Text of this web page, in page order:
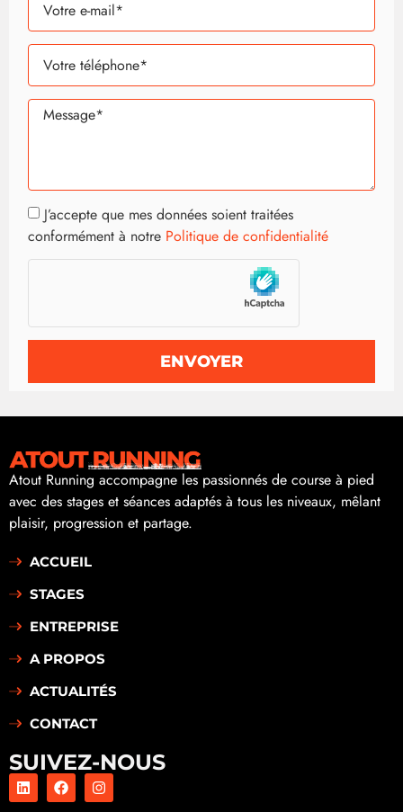
J’accepte que mes données soient traitées
conformément à notre Politique de confidentialité
ENVOYER
Atout Running accompagne les passionnés de course à pied
avec des stages et séances adaptés à tous les niveaux, mêlant
plaisir, progression et partage.
ACCUEIL
STAGES
ENTREPRISE
A PROPOS
ACTUALITÉS
CONTACT
SUIVEZ-NOUS